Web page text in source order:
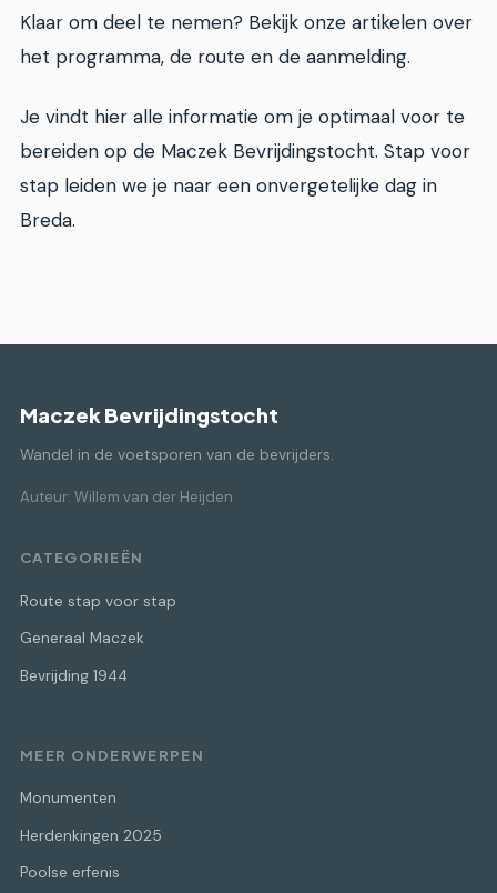
Klaar om deel te nemen? Bekijk onze artikelen over
het programma, de route en de aanmelding.
Je vindt hier alle informatie om je optimaal voor te
bereiden op de Maczek Bevrijdingstocht. Stap voor
stap leiden we je naar een onvergetelijke dag in
Breda.
Maczek Bevrijdingstocht
Wandel in de voetsporen van de bevrijders.
Auteur: Willem van der Heijden
CATEGORIEËN
Route stap voor stap
Generaal Maczek
Bevrijding 1944
MEER ONDERWERPEN
Monumenten
Herdenkingen 2025
Poolse erfenis